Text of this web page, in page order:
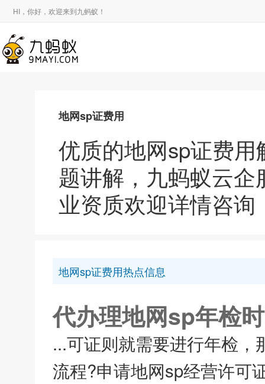
HI，你好，欢迎来到九蚂蚁！
地网sp证费用
优质的地网sp证费
题讲解，九蚂蚁云
业资质欢迎详情咨询
地网sp证费用热点信息
代办理地网sp年检
...可证则就需要进行年检
流程?申请地网sp经营许可